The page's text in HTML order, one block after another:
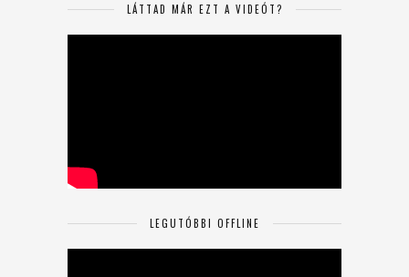
LÁTTAD MÁR EZT A VIDEÓT?
LEGUTÓBBI OFFLINE